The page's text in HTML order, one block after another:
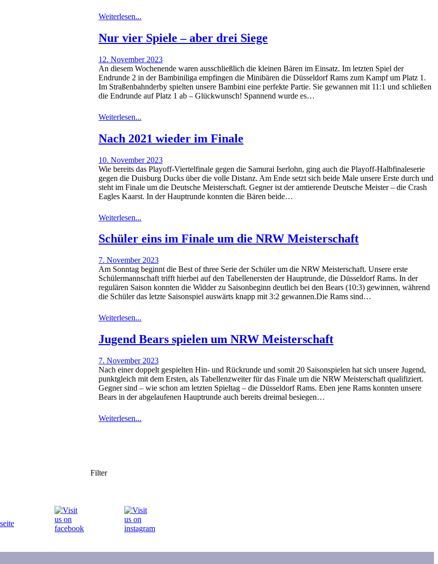
Weiterlesen...
Nur vier Spiele – aber drei Siege
12. November 2023
An diesem Wochenende waren ausschließlich die kleinen Bären im Einsatz. Im letzten Spiel der
Endrunde 2 in der Bambiniliga empfingen die Minibären die Düsseldorf Rams zum Kampf um Platz 1.
Im Straßenbahnderby spielten unsere Bambini eine perfekte Partie. Sie gewannen mit 11:1 und schließen
die Endrunde auf Platz 1 ab – Glückwunsch! Spannend wurde es…
Weiterlesen...
Nach 2021 wieder im Finale
10. November 2023
Wie bereits das Playoff-Viertelfinale gegen die Samurai Iserlohn, ging auch die Playoff-Halbfinaleserie
gegen die Duisburg Ducks über die volle Distanz. Am Ende setzt sich beide Male unsere Erste durch und
steht im Finale um die Deutsche Meisterschaft. Gegner ist der amtierende Deutsche Meister – die Crash
Eagles Kaarst. In der Hauptrunde konnten die Bären beide…
Weiterlesen...
Schüler eins im Finale um die NRW Meisterschaft
7. November 2023
Am Sonntag beginnt die Best of three Serie der Schüler um die NRW Meisterschaft. Unsere erste
Schülermannschaft trifft hierbei auf den Tabellenersten der Hauptrunde, die Düsseldorf Rams. In der
regulären Saison konnten die Widder zu Saisonbeginn deutlich bei den Bears (10:3) gewinnen, während
die Schüler das letzte Saisonspiel auswärts knapp mit 3:2 gewannen.Die Rams sind…
Weiterlesen...
Jugend Bears spielen um NRW Meisterschaft
7. November 2023
Nach einer doppelt gespielten Hin- und Rückrunde und somit 20 Saisonspielen hat sich unsere Jugend,
punktgleich mit dem Ersten, als Tabellenzweiter für das Finale um die NRW Meisterschaft qualifiziert.
Gegner sind – wie schon am letzten Spieltag – die Düsseldorf Rams. Eben jene Rams konnten unsere
Bears in der abgelaufenen Hauptrunde auch bereits dreimal besiegen…
Weiterlesen...
Filter